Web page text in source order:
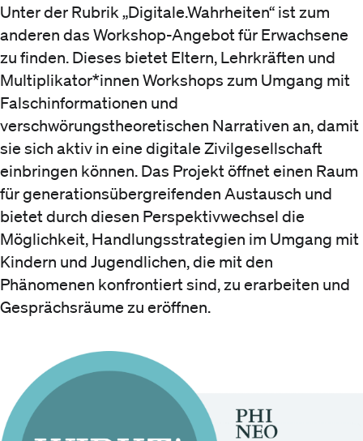
Unter der Rubrik „Digitale.Wahrheiten“ ist zum
anderen das Workshop-Angebot für Erwachsene
zu finden. Dieses bietet Eltern, Lehrkräften und
Multiplikator*innen Workshops zum Umgang mit
Falschinformationen und
verschwörungstheoretischen Narrativen an, damit
sie sich aktiv in eine digitale Zivilgesellschaft
einbringen können. Das Projekt öffnet einen Raum
für generationsübergreifenden Austausch und
bietet durch diesen Perspektivwechsel die
Möglichkeit, Handlungsstrategien im Umgang mit
Kindern und Jugendlichen, die mit den
Phänomenen konfrontiert sind, zu erarbeiten und
Gesprächsräume zu eröffnen.